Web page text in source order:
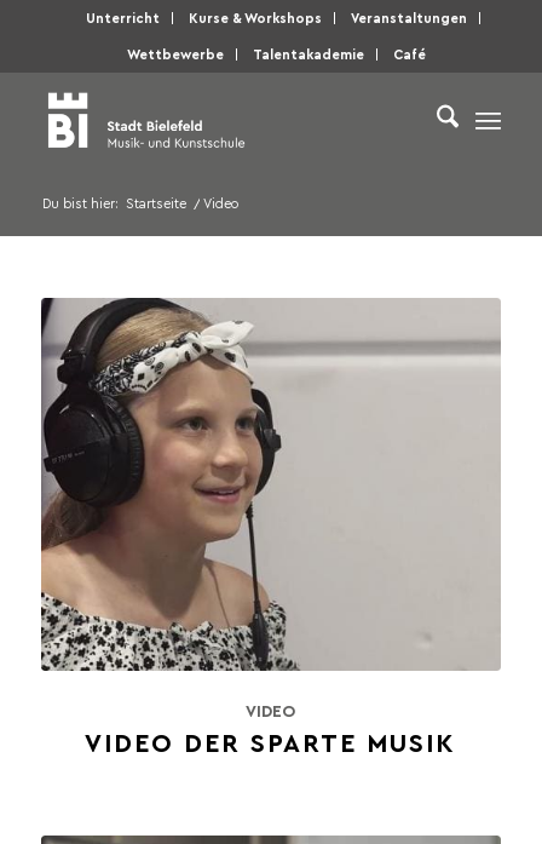
Unterricht Kurse & Workshops Veranstaltungen
Wettbewerbe Talentakademie Café
Du bist hier: Startseite / Video
VIDEO
VIDEO DER SPARTE MUSIK